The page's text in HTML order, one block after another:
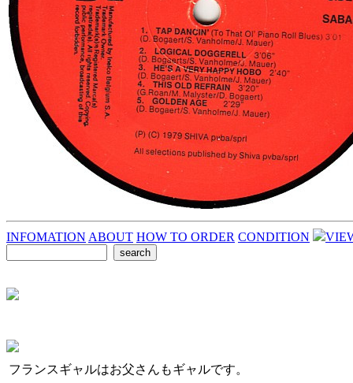
INFOMATION ABOUT HOW TO ORDER CONDITION
フランスギャルはお父さんもギャルです。